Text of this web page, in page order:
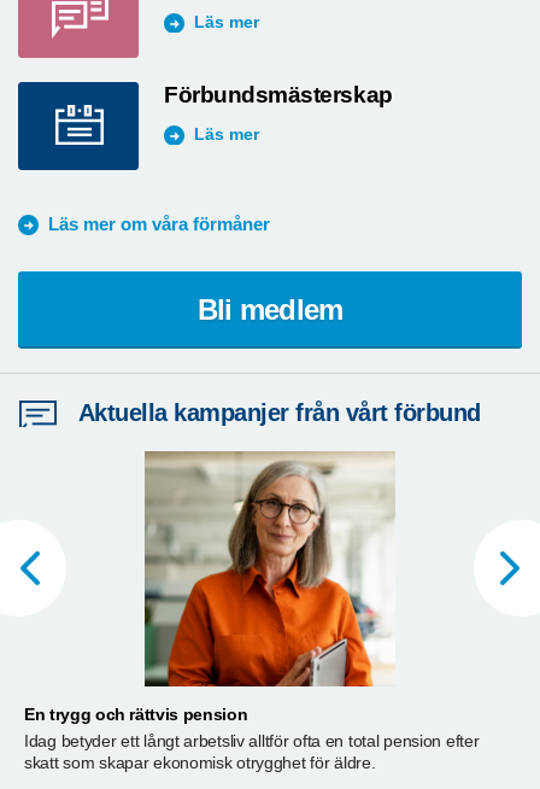
Läs mer
Förbundsmästerskap
Läs mer
Läs mer om våra förmåner
Bli medlem
Aktuella kampanjer från vårt förbund
En trygg och rättvis pension
Idag betyder ett långt arbetsliv alltför ofta en total pension efter
skatt som skapar ekonomisk otrygghet för äldre.